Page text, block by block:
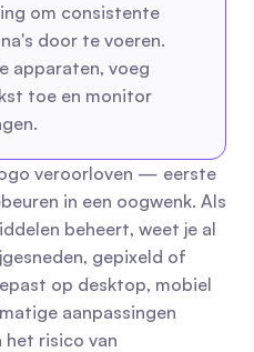
om consistente
door te voeren.
apparaten, voeg
toe en monitor
veroorloven — eerste
in een oogwenk. Als
beheert, weet je al
gepixeld of
op desktop, mobiel
aanpassingen
het risico van